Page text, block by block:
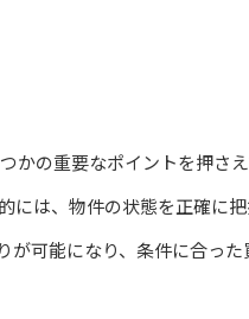
かの重要なポイントを押さ
には、物件の状態を正確に
が可能になり、条件に合っ